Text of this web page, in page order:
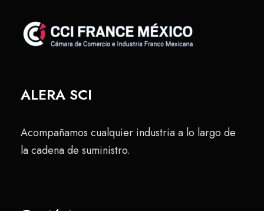
ALERA SCI
Acompañamos cualquier industria a lo largo de
la cadena de suministro.